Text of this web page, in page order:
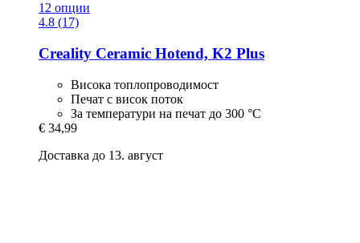
12 опции
4.8 (17)
Creality Ceramic Hotend, K2 Plus
Висока топлопроводимост
Печат с висок поток
За температури на печат до 300 °C
€ 34,99
Доставка до 13. август